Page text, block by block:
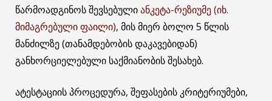
წარმოადგინოს შევსებულიანკეტა-რეზიუმე (იხ.
მიმაგრებული ფაილი), მის მიერ ბოლო 5 წლის
მანძილზე (თანამდებობის დაკავებიდან)
განხორციელებული საქმიანობის შესახებ.
ატესტაციის პროცედურა, შეფასების კრიტერიუმები,